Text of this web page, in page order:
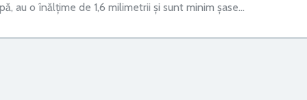
au o înălțime de 1,6 milimetrii și sunt minim șase…